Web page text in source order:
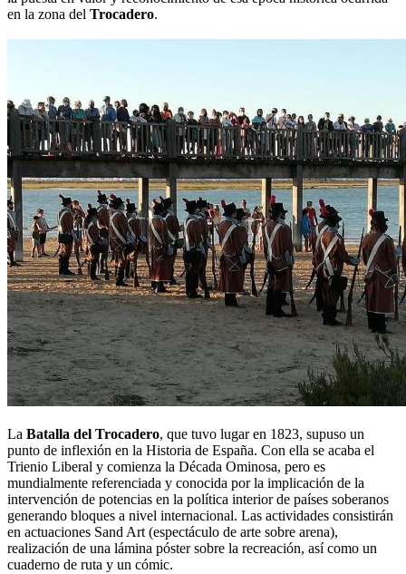
en la zona del Trocadero.
La Batalla del Trocadero, que tuvo lugar en 1823, supuso un
punto de inflexión en la Historia de España. Con ella se acaba el
Trienio Liberal y comienza la Década Ominosa, pero es
mundialmente referenciada y conocida por la implicación de la
intervención de potencias en la política interior de países soberanos
generando bloques a nivel internacional. Las actividades consistirán
en actuaciones Sand Art (espectáculo de arte sobre arena),
realización de una lámina póster sobre la recreación, así como un
cuaderno de ruta y un cómic.